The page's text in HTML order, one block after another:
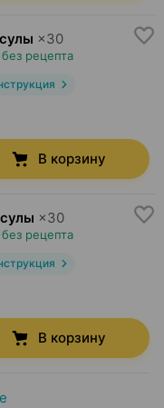
×30
без рецепта
В корзину
×30
без рецепта
В корзину